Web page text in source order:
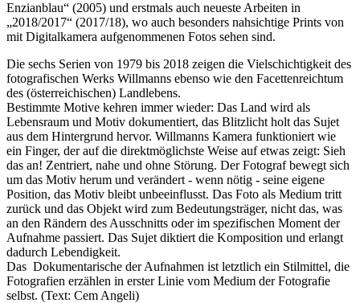
Enzianblau“ (2005) und erstmals auch neueste Arbeiten in
„2018/2017“ (2017/18), wo auch besonders nahsichtige Prints von
mit Digitalkamera aufgenommenen Fotos sehen sind.
Die sechs Serien von 1979 bis 2018 zeigen die Vielschichtigkeit des
fotografischen Werks Willmanns ebenso wie den Facettenreichtum
des (österreichischen) Landlebens.
Bestimmte Motive kehren immer wieder: Das Land wird als
Lebensraum und Motiv dokumentiert, das Blitzlicht holt das Sujet
aus dem Hintergrund hervor. Willmanns Kamera funktioniert wie
ein Finger, der auf die direktmöglichste Weise auf etwas zeigt: Sieh
das an! Zentriert, nahe und ohne Störung. Der Fotograf bewegt sich
um das Motiv herum und verändert - wenn nötig - seine eigene
Position, das Motiv bleibt unbeeinflusst. Das Foto als Medium tritt
zurück und das Objekt wird zum Bedeutungsträger, nicht das, was
an den Rändern des Ausschnitts oder im spezifischen Moment der
Aufnahme passiert. Das Sujet diktiert die Komposition und erlangt
dadurch Lebendigkeit.
Das Dokumentarische der Aufnahmen ist letztlich ein Stilmittel, die
Fotografien erzählen in erster Linie vom Medium der Fotografie
selbst. (Text: Cem Angeli)